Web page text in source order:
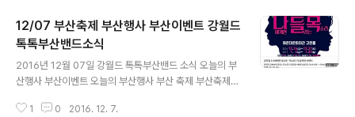
12/07 부산축제 부산행사 부산이벤트 강월드
톡톡부산밴드소식
2016년 12월 07일 강월드 톡톡부산밴드 소식 오늘의 부
산행사 부산이벤트 오늘의 부산행사 부산 축제 부산축제
다양한 소식들을 모아 전해드립니다 오늘도 오셔서 감사합
1 0 2016. 12. 7.